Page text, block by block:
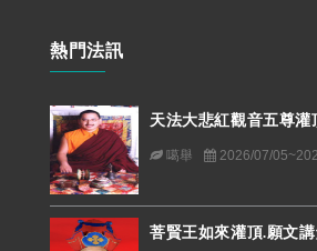
熱門法訊
天法大悲紅觀音五尊灌
噶舉 2026/07/
菩賢王如來灌頂.願文